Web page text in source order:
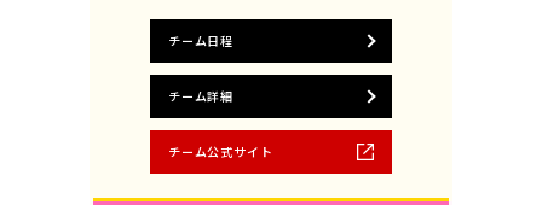
チーム日程
チーム詳細
チーム公式サイト